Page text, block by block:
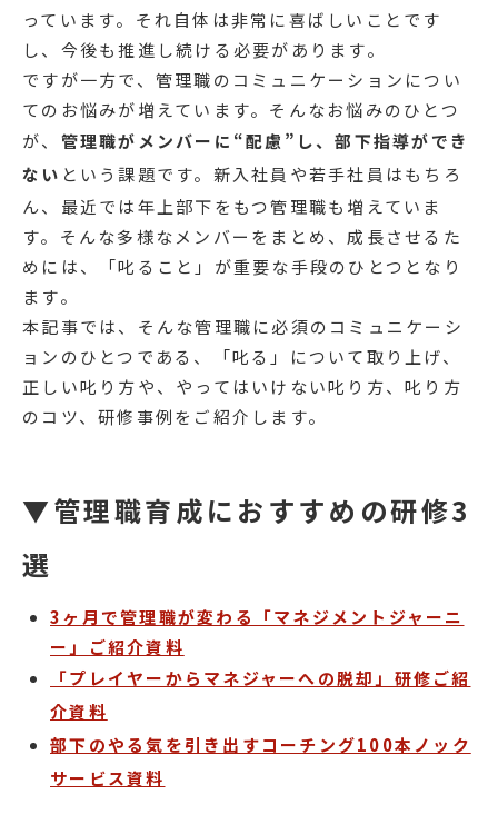
っています。それ自体は非常に喜ばしいことです
し、今後も推進し続ける必要があります。
ですが一方で、管理職のコミュニケーションについ
てのお悩みが増えています。そんなお悩みのひとつ
が、 管理職がメンバーに“配慮”し、部下指導ができ
ない という課題です。新入社員や若手社員はもちろ
ん、最近では年上部下をもつ管理職も増えていま
す。そんな多様なメンバーをまとめ、成長させるた
めには、「叱ること」が重要な手段のひとつとなり
ます。
本記事では、そんな管理職に必須のコミュニケーシ
ョンのひとつである、「叱る」について取り上げ、
正しい叱り方や、やってはいけない叱り方、叱り方
のコツ、研修事例をご紹介します。
▼管理職育成におすすめの研修3
選
3ヶ月で管理職が変わる「マネジメントジャーニ
ー」ご紹介資料
「プレイヤーからマネジャーへの脱却」研修ご紹
介資料
部下のやる気を引き出すコーチング100本ノック
サービス資料